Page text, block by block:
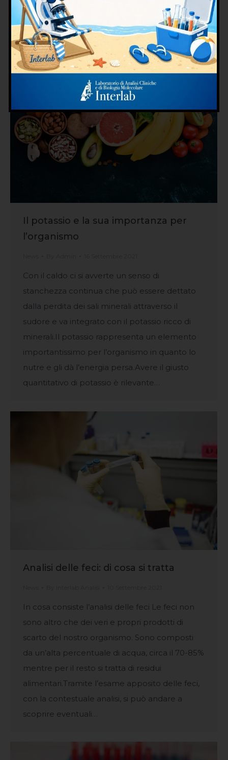
semplicemente l’assunzione di grandi quantità
di alcol.Un esame del genere può…
Il potassio e la sua importanza per
l’organismo
Con il caldo ci si avverte un senso di
stanchezza continua che può essere dettato
dalla perdita dei sali minerali attraverso il
sudore e va integrato con il potassio ricco di
minerali.Il potassio rappresenta un elemento
importantissimo per l’organismo in quanto lo
nutre e gli dà l’energia persa.Avere il giusto
quantitativo di potassio è rilevante…
Analisi delle feci: di cosa si tratta
In cosa consiste l’analisi delle feci Le feci non
sono altro che dei veri e propri prodotti di
scarto del nostro organismo. Sono composti
da un’alta percentuale di acqua, circa il 70-85%
mentre per il resto si tratta di residui
alimentari.Tramite l’esame apposito delle feci,
con la contestuale analisi, si può andare a
scoprire eventuali…